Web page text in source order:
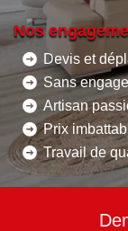
Nos
Devis et
Sans
Artisan
Prix
Travail de